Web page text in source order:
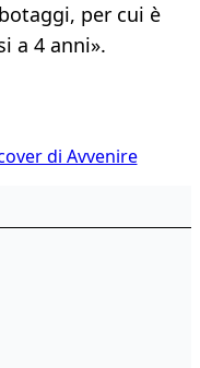
per cui è
a 4 anni».
di Avvenire